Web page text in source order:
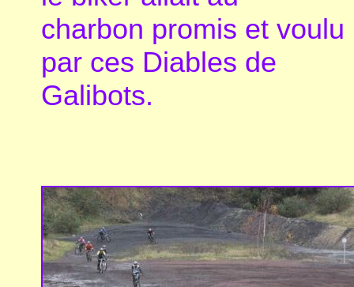
charbon promis et voulu
par ces Diables de
Galibots.